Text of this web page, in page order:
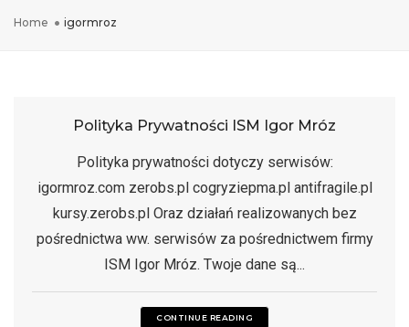
Home igormroz
Polityka Prywatności ISM Igor Mróz
Polityka prywatności dotyczy serwisów:
igormroz.com zerobs.pl cogryziepma.pl antifragile.pl
kursy.zerobs.pl Oraz działań realizowanych bez
pośrednictwa ww. serwisów za pośrednictwem firmy
ISM Igor Mróz. Twoje dane są...
CONTINUE READING